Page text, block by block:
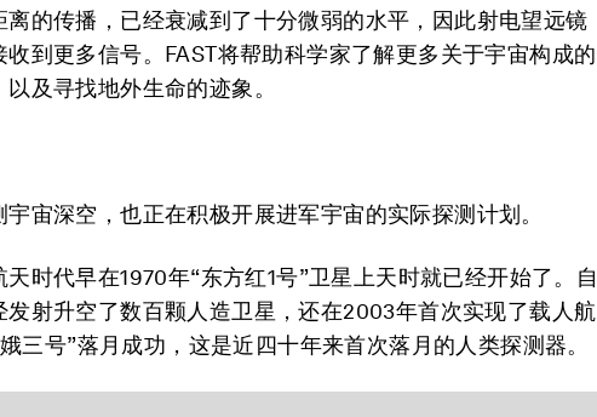
离的传播，已经衰减到了十分微弱的水平，因此射电望远镜
收到更多信号。FAST将帮助科学家了解更多关于宇宙构成的
及寻找地外生命的迹象。
宙深空，也正在积极开展进军宇宙的实际探测计划。
时代早在1970年“东方红1号”卫星上天时就已经开始了。自
发射升空了数百颗人造卫星，还在2003年首次实现了载人航
三号”落月成功，这是近四十年来首次落月的人类探测器。